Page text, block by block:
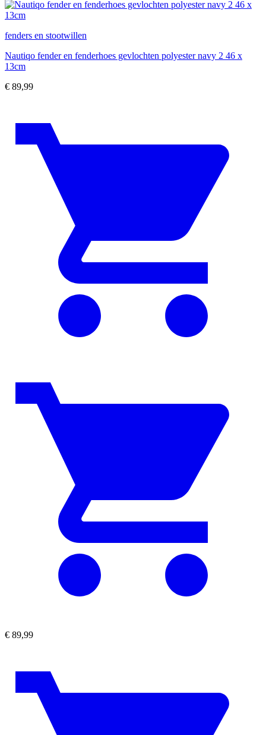
fenders en stootwillen
Nautiqo fender en fenderhoes gevlochten polyester navy 2 46 x
13cm
€ 89,99
€ 89,99